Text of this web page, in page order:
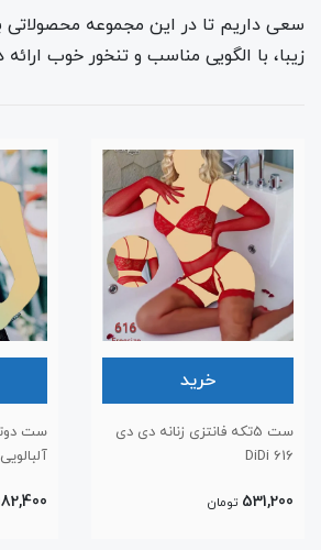
سعی داریم تا در این مجموعه محصولاتی
زیبا، با الگویی مناسب و تنخور خوب
خرید
ست 5تکه فانتزی زنانه دی دی
616 DiDi
531,200 تومان
ست
آلبالویی 152 mng